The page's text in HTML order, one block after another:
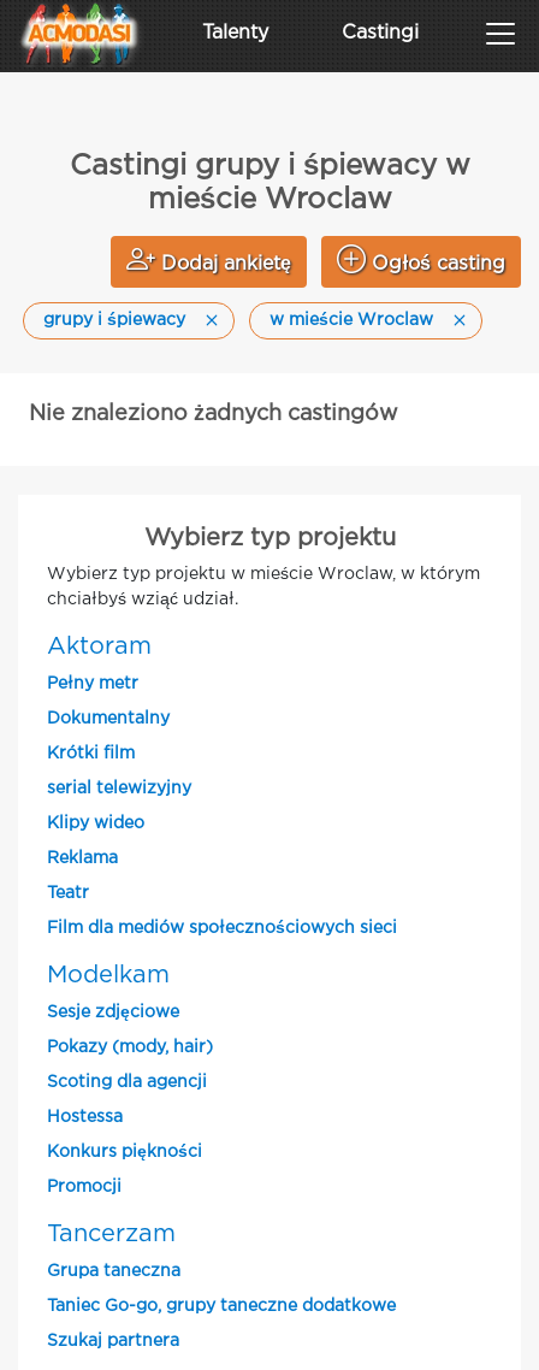
Talenty Castingi
Castingi grupy i śpiewacy w
mieście Wroclaw
Dodaj ankietę Ogłoś casting
grupy i śpiewacy w mieście Wroclaw
Nie znaleziono żadnych castingów
Wybierz typ projektu
Wybierz typ projektu w mieście Wroclaw, w którym
chciałbyś wziąć udział.
Aktoram
Pełny metr
Dokumentalny
Krótki film
serial telewizyjny
Klipy wideo
Reklama
Teatr
Film dla mediów społecznościowych sieci
Modelkam
Sesje zdjęciowe
Pokazy (mody, hair)
Scoting dla agencji
Hostessa
Konkurs piękności
Promocji
Tancerzam
Grupa taneczna
Taniec Go-go, grupy taneczne dodatkowe
Szukaj partnera